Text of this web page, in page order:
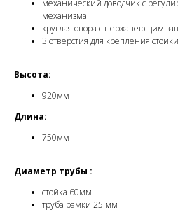
механический доводчик с
механизма
круглая опора с нержавеющим
3 отверстия для крепления
Высота:
920мм
Длина:
750мм
Диаметр трубы :
стойка 60мм
труба рамки 25 мм